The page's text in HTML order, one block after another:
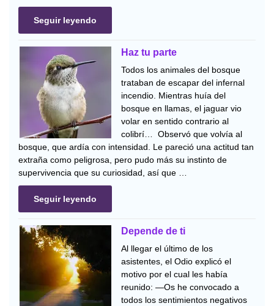
Seguir leyendo
Haz tu parte
Todos los animales del bosque
trataban de escapar del infernal
incendio. Mientras huía del
bosque en llamas, el jaguar vio
volar en sentido contrario al
colibrí… Observó que volvía al
bosque, que ardía con intensidad. Le pareció una actitud tan
extraña como peligrosa, pero pudo más su instinto de
supervivencia que su curiosidad, así que …
Seguir leyendo
Depende de ti
Al llegar el último de los
asistentes, el Odio explicó el
motivo por el cual les había
reunido: —Os he convocado a
todos los sentimientos negativos